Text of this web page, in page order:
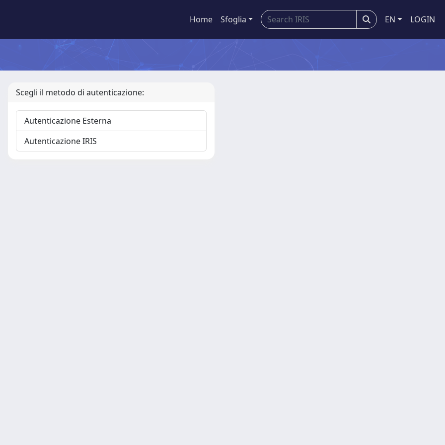
Home Sfoglia EN LOGIN
Scegli il metodo di autenticazione:
Autenticazione Esterna
Autenticazione IRIS